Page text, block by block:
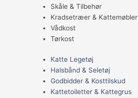
Skåle & Tilbehør
Kradsetræer & Kattemøbler
Vådkost
Tørkost
Katte Legetøj
Halsbånd & Seletøj
Godbidder & Kosttilskud
Kattetoiletter & Kattegrus